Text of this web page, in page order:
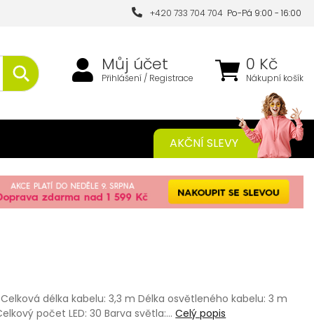
+420 733 704 704 Po-Pá 9:00 - 16:00
0 Kč
Nákupní košík
Můj účet
Přihlášení / Registrace
AKČNÍ SLEVY
délka kabelu: 3,3 m Délka osvětleného kabelu: 3 m
počet LED: 30 Barva světla:…Celý popis